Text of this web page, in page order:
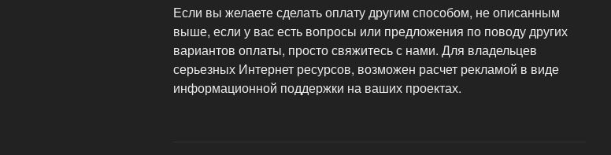
Если вы желаете сделать оплату другим способом, не описанным
выше, если у вас есть вопросы или предложения по поводу других
вариантов оплаты, просто свяжитесь с нами. Для владельцев
серьезных Интернет ресурсов, возможен расчет рекламой в виде
информационной поддержки на ваших проектах.